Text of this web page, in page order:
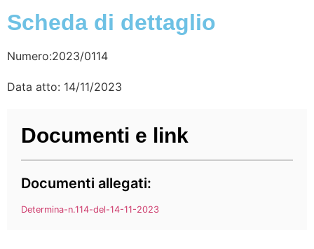
Scheda di dettaglio
Numero:2023/0114
Data atto: 14/11/2023
Documenti e link
Documenti allegati:
Determina-n.114-del-14-11-2023